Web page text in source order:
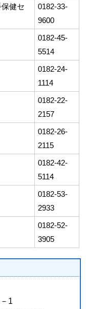
健セ
0182-33-
9600
0182-45-
5514
0182-24-
1114
0182-22-
2157
0182-26-
2115
0182-42-
5114
0182-53-
2933
0182-52-
3905
1